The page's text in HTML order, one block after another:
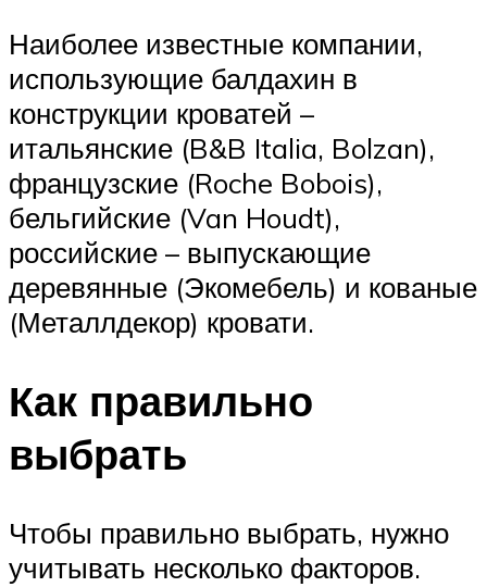
Наиболее известные компании,
использующие балдахин в
конструкции кроватей –
итальянские (B&B Italia, Bolzan),
французские (Roche Bobois),
бельгийские (Van Houdt),
российские – выпускающие
деревянные (Экомебель) и кованые
(Металлдекор) кровати.
Как правильно
выбрать
Чтобы правильно выбрать, нужно
учитывать несколько факторов.